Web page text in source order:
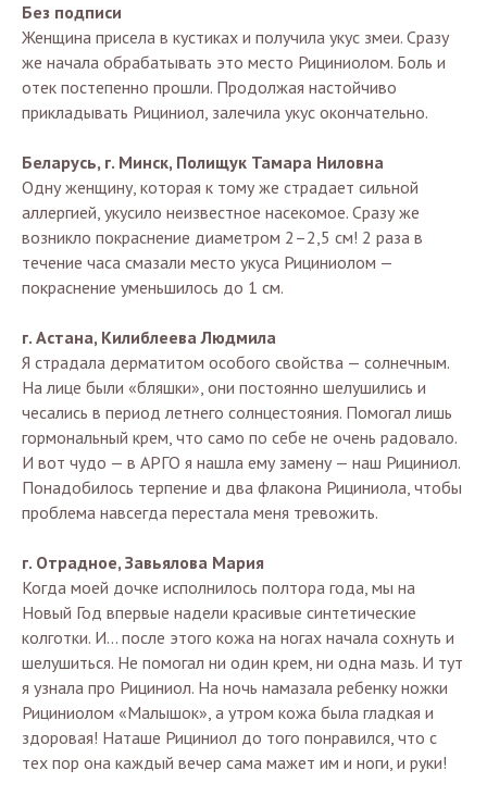
Без подписи
Женщина присела в кустиках и получила укус змеи. Сразу
же начала обрабатывать это место Рициниолом. Боль и
отек постепенно прошли. Продолжая настойчиво
прикладывать Рициниол, залечила укус окончательно.
Беларусь, г. Минск, Полищук Тамара Ниловна
Одну женщину, которая к тому же страдает сильной
аллергией, укусило неизвестное насекомое. Сразу же
возникло покраснение диаметром 2–2,5 см! 2 раза в
течение часа смазали место укуса Рициниолом —
покраснение уменьшилось до 1 см.
г. Астана, Килиблеева Людмила
Я страдала дерматитом особого свойства — солнечным.
На лице были «бляшки», они постоянно шелушились и
чесались в период летнего солнцестояния. Помогал лишь
гормональный крем, что само по себе не очень радовало.
И вот чудо — в АРГО я нашла ему замену — наш Рициниол.
Понадобилось терпение и два флакона Рициниола, чтобы
проблема навсегда перестала меня тревожить.
г. Отрадное, Завьялова Мария
Когда моей дочке исполнилось полтора года, мы на
Новый Год впервые надели красивые синтетические
колготки. И... после этого кожа на ногах начала сохнуть и
шелушиться. Не помогал ни один крем, ни одна мазь. И тут
я узнала про Рициниол. На ночь намазала ребенку ножки
Рициниолом «Малышок», а утром кожа была гладкая и
здоровая! Наташе Рициниол до того понравился, что с
тех пор она каждый вечер сама мажет им и ноги, и руки!